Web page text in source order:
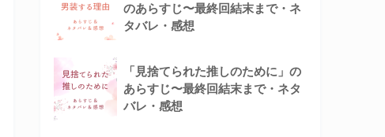
のあらすじ〜最終回結末まで・ネ
タバレ・感想
「見捨てられた推しのために」の
あらすじ〜最終回結末まで・ネタ
バレ・感想